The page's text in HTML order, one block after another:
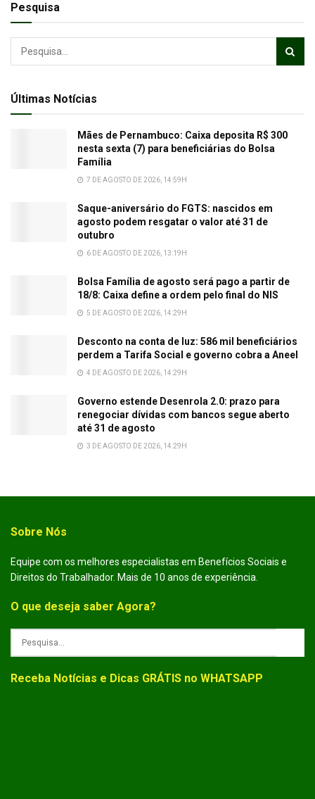
Pesquisa
Últimas Notícias
Mães de Pernambuco: Caixa deposita R$ 300
nesta sexta (7) para beneficiárias do Bolsa
Família
7 DE AGOSTO DE 2026, 14:59H
Saque-aniversário do FGTS: nascidos em
agosto podem resgatar o valor até 31 de
outubro
6 DE AGOSTO DE 2026, 13:19H
Bolsa Família de agosto será pago a partir de
18/8: Caixa define a ordem pelo final do NIS
5 DE AGOSTO DE 2026, 14:29H
Desconto na conta de luz: 586 mil beneficiários
perdem a Tarifa Social e governo cobra a Aneel
4 DE AGOSTO DE 2026, 14:29H
Governo estende Desenrola 2.0: prazo para
renegociar dívidas com bancos segue aberto
até 31 de agosto
3 DE AGOSTO DE 2026, 14:29H
Sobre Nós
Equipe com os melhores especialistas em Benefícios Sociais e
Direitos do Trabalhador. Mais de 10 anos de experiência.
O que deseja saber Agora?
Receba Notícias e Dicas GRÁTIS no WHATSAPP